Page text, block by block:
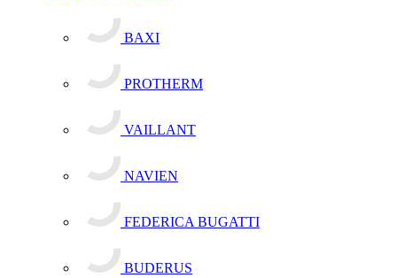
BAXI
PROTHERM
VAILLANT
NAVIEN
FEDERICA BUGATTI
BUDERUS